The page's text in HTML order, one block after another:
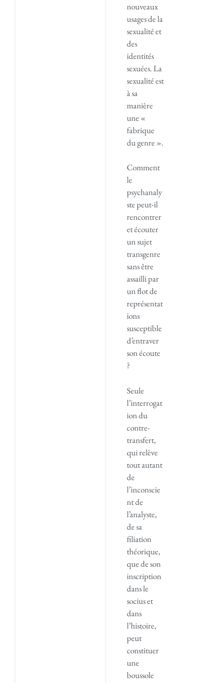
nouveaux
usages de la
sexualité et
des
identités
sexuées. La
sexualité est
à sa
manière
une «
fabrique
du genre ».
Comment
le
psychanaly
ste peut-il
rencontrer
et écouter
un sujet
transgenre
sans être
assailli par
un flot de
représentat
ions
susceptible
d’entraver
son écoute
?
Seule
l’interrogat
ion du
contre-
transfert,
qui relève
tout autant
de
l’inconscie
nt de
l’analyste,
de sa
filiation
théorique,
que de son
inscription
dans le
socius et
dans
l’histoire,
peut
constituer
une
boussole